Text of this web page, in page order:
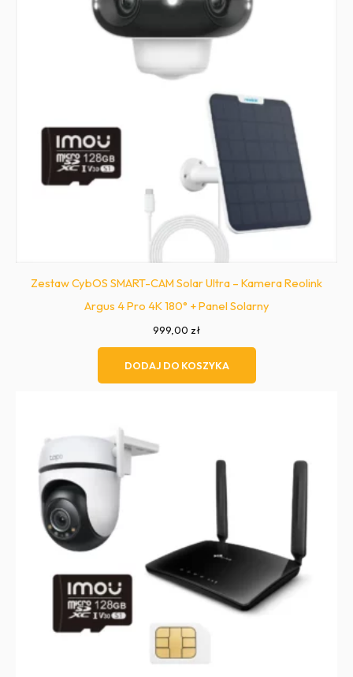
Zestaw CybOS SMART-CAM Solar Ultra – Kamera Reolink
Argus 4 Pro 4K 180° + Panel Solarny
999,00 zł
DODAJ DO KOSZYKA